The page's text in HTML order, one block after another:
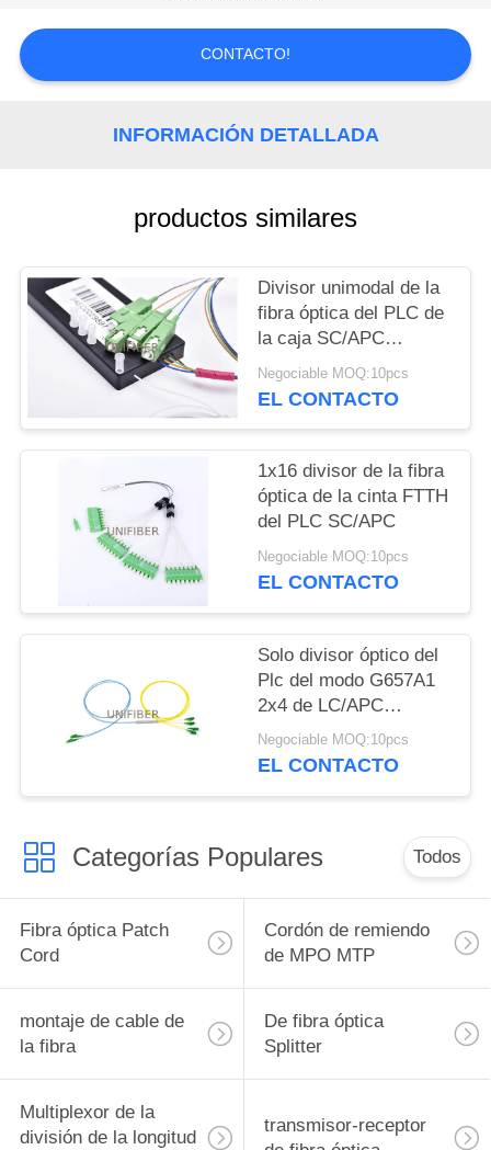
NOTICIAS
DEL
SITIO
PRIVACY
POLICY
CONTACTO!
INFORMACIÓN DETALLADA
productos similares
Divisor unimodal de la
fibra óptica del PLC de
la caja SC/APC
G657A1 del ABS
Negociable MOQ:10pcs
EL CONTACTO
1x16 divisor de la fibra
óptica de la cinta FTTH
del PLC SC/APC
Negociable MOQ:10pcs
EL CONTACTO
Solo divisor óptico del
Plc del modo G657A1
2x4 de LC/APC
ST/UPC
Negociable MOQ:10pcs
EL CONTACTO
Categorías Populares Todos
Fibra óptica Patch
Cord
Cordón de remiendo
de MPO MTP
montaje de cable de
la fibra
De fibra óptica
Splitter
Multiplexor de la
división de la longitud
transmisor-receptor